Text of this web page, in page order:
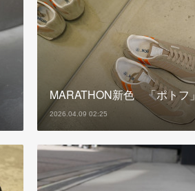
MARATHON新色 「ポトフ」
2026.04.09 02:25